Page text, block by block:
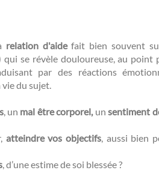
relation d'aidefait bien souvent
qui se révèle douloureuse, au point
par des réactions
vie du sujet.
, un mal être corporel,unsentiment
atteindre vos objectifs, aussi bien
, d’une estime de soi blessée ?​​